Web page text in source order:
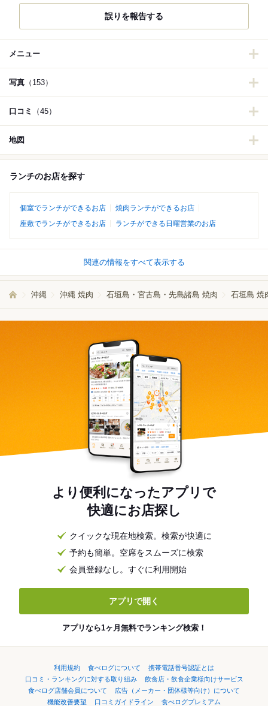
誤りを報告する
メニュー
写真 （153）
口コミ （45）
地図
ランチのお店を探す
個室でランチができるお店
焼肉ランチができるお店
座敷でランチができるお店
ランチができる日曜営業のお店
関連の情報をすべて表示する
沖縄 沖縄 焼肉 石垣島・宮古島・先島諸島 焼肉 石垣島 焼
より便利になったアプリで
快適にお店探し
クイックな現在地検索。検索が快適に
予約も簡単。空席をスムーズに検索
会員登録なし。すぐに利用開始
アプリで開く
アプリなら1ヶ月無料でランキング検索！
利用規約 食べログについて
携帯電話番号認証とは
口コミ・ランキングに対する取り組み
飲食店・飲食企業様向けサービス
食べログ店舗会員について
広告（メーカー・団体様等向け）について
機能改善要望
口コミガイドライン 食べログプレミアム